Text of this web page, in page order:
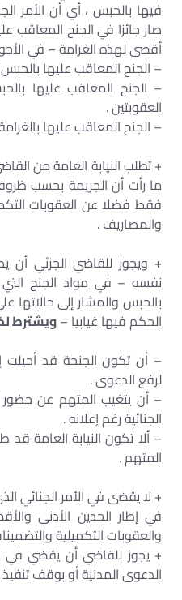
فيها بالحبس ، أي أن الأمر
صار جائزا في الجنح المعاقب
أقصى لهذه الغرامة – في
– الجنح المعاقب عليها بالحبس
– الجنح المعاقب عليها
العقوبتين .
– الجنح المعاقب عليها
+ تطلب النيابة العامة من
ما رأت أن الجريمة بحسب
فقط فضلا عن العقوبات
والمصاريف .
+ ويجوز للقاضي الجزئي أن
نفسه – في مواد الجنح
بالحبس والمشار إلى حالاتها
الحكم فيها غيابيا –ويشترط
– أن تكون الجنحة قد أحيلت
لرفع الدعوى .
– أن يتغيب المتهم عن حضور
الجنائية رغم إعلانه .
– ألا تكون النيابة العامة
المتهم .
+ لا يقضى في الأمر الجنائي
في إطار الحدين الأدنى
والعقوبات التكميلية
+ يجوز للقاضي أن يقضي في
الدعوى المدنية أو بوقف